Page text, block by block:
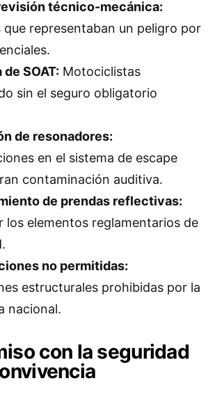
técnico-mecánica:
que representaban un peligro por
SOAT: Motociclistas
sin el seguro obligatorio
de resonadores:
en el sistema de escape
contaminación auditiva.
de prendas reflectivas:
los elementos reglamentarios de
no permitidas:
estructurales prohibidas por la
nacional.
con la seguridad